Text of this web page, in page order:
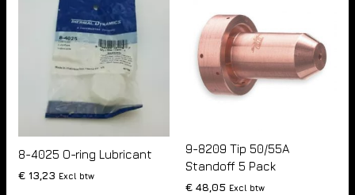
8-4025 O-ring Lubricant
€ 13,23 Excl btw
9-8209 Tip 50/55A
Standoff 5 Pack
€ 48,05 Excl btw